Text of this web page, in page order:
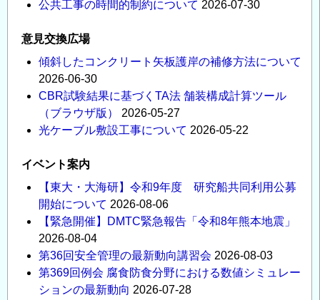
公共工事の時間的制約について 2026-07-30
意見交換広場
傾斜したコンクリート矢板護岸の補修方法について
2026-06-30
CBR試験結果に基づくTA法 舗装構成計算ツール
（ブラウザ版）
2026-05-27
光ケーブル敷設工事について 2026-05-22
イベント案内
【東大・大海研】令和9年度 研究船共同利用公募
開始について 2026-08-06
【緊急開催】DMTC緊急報告「令和8年熊本地震」
2026-08-04
第36回安全管理の最新動向講習会 2026-08-03
第369回例会 腐食防食分野における数値シミュレー
ションの最新動向 2026-07-28